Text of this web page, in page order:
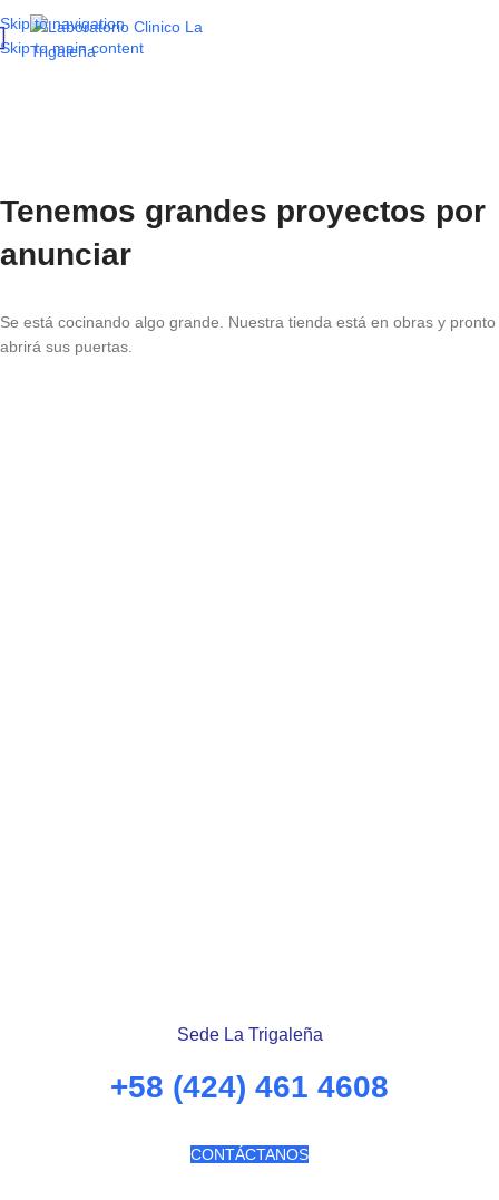
Skip to navigation
Skip to main content
Tenemos grandes proyectos por
anunciar
Se está cocinando algo grande. Nuestra tienda está en obras y pronto
abrirá sus puertas.
Sede La Trigaleña
+58 (424) 461 4608
CONTÁCTANOS